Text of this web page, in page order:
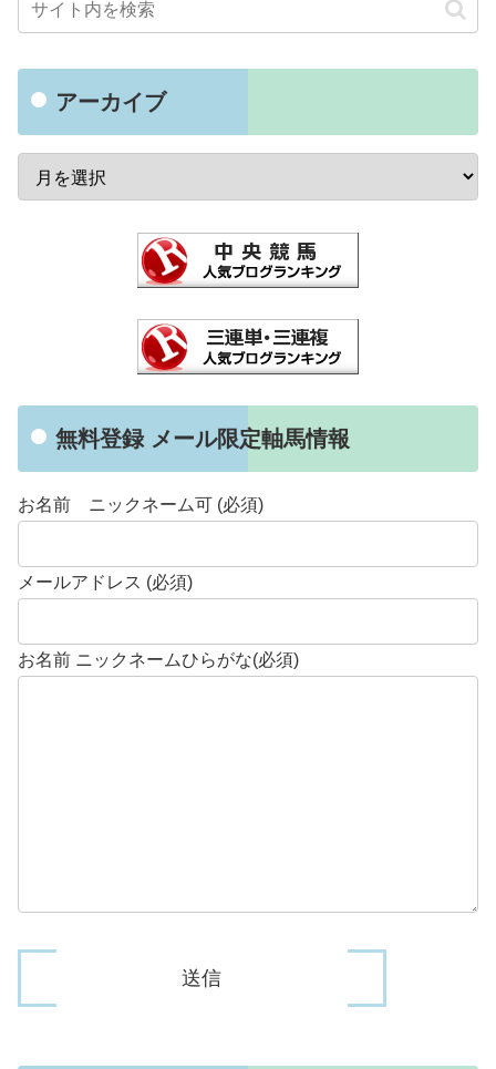
アーカイブ
無料登録 メール限定軸馬情報
お名前 ニックネーム可 (必須)
メールアドレス (必須)
お名前 ニックネームひらがな(必須)